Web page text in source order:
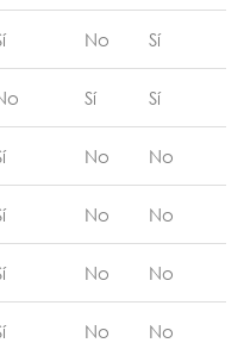
No Sí
Sí Sí
No No
No No
No No
No No